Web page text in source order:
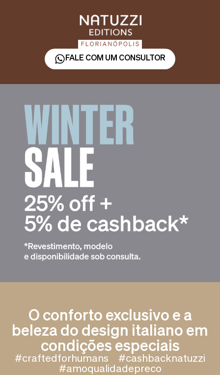
FALE COM UM CONSULTOR
O conforto exclusivo e a
beleza do design italiano em
condições especiais
#craftedforhumans #cashbacknatuzzi
#amoqualidadepreco